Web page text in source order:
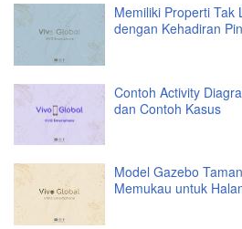
Memiliki Properti Tak
dengan Kehadiran
Contoh Activity
dan Contoh Kasus
Model Gazebo
Memukau untuk